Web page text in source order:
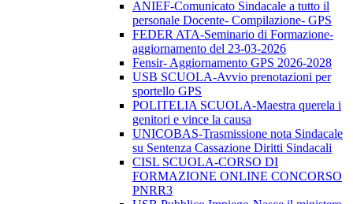
ANIEF-Comunicato Sindacale a tutto il
personale Docente- Compilazione- GPS
FEDER ATA-Seminario di Formazione-
aggiornamento del 23-03-2026
Fensir- Aggiornamento GPS 2026-2028
USB SCUOLA-Avvio prenotazioni per
sportello GPS
POLITELIA SCUOLA-Maestra querela i
genitori e vince la causa
UNICOBAS-Trasmissione nota Sindacale
su Sentenza Cassazione Diritti Sindacali
CISL SCUOLA-CORSO DI
FORMAZIONE ONLINE CONCORSO
PNRR3